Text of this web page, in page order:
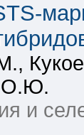
О.Ю.
и